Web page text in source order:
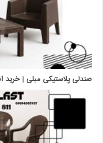
صندلی پلاستیکی مبلی | خرید